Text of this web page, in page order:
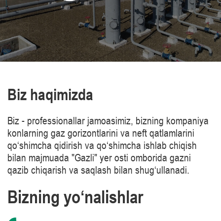
Biz haqimizda
Biz - professionallar jamoasimiz, bizning kompaniya
konlarning gaz gorizontlarini va neft qatlamlarini
qo‘shimcha qidirish va qo‘shimcha ishlab chiqish
bilan majmuada "Gazli" yer osti omborida gazni
qazib chiqarish va saqlash bilan shug‘ullanadi.
Bizning yo‘nalishlar